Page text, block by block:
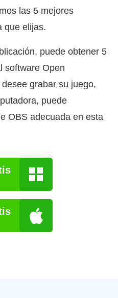
las 5 mejores
que elijas.
puede obtener 5
software Open
grabar su juego,
puede
OBS adecuada en esta